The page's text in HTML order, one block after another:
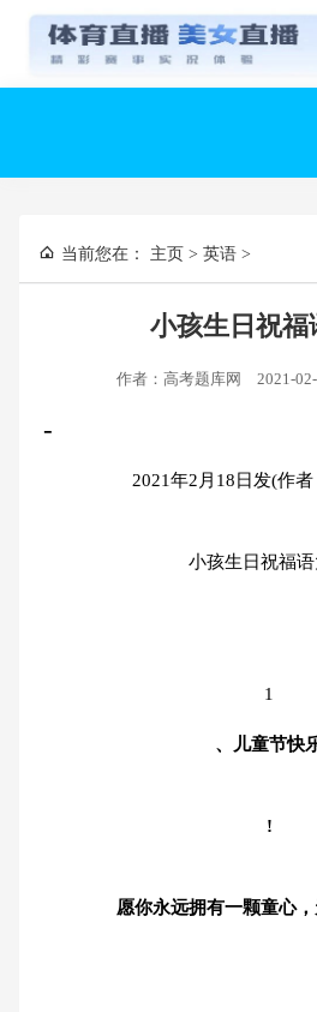
当前您在： 主页 > 英语 >
小孩生日祝福
作者：高考题库网 2021-
-
2021年2月18日发(作者
小孩生日祝福
1
、儿童节快
!
愿你永远拥有一颗童心，